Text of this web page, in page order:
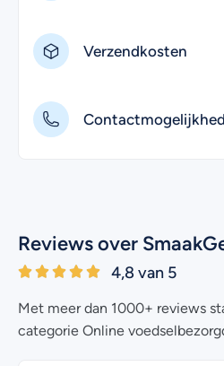
hoeveelheid Goji bessen of
het besje ervoor zorgen dat je
hebben op de bloedstolling
geen goji bessen te eten.
Verzendkosten
Reviews over
4,8 van 5
Met meer dan 1000+ reviews
categorie Online